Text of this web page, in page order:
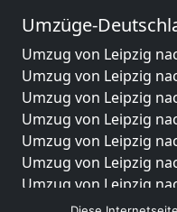
Umzüge-
Umzug von Leipzig
Umzug von Leipzig
Umzug von Leipzig
Umzug von Leipzig
Umzug von Leipzig
Umzug von Leipzig
Umzug von Leipzig
Umzug von Leipzig